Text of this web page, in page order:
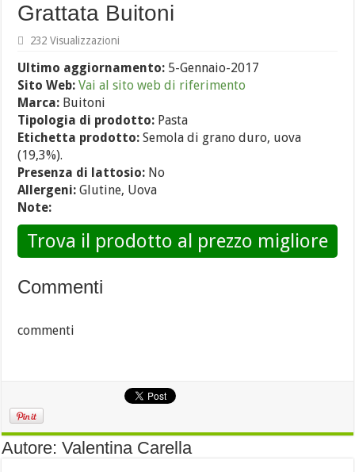
Grattata Buitoni
232 Visualizzazioni
Ultimo aggiornamento: 5-Gennaio-2017
Sito Web: Vai al sito web di riferimento
Marca: Buitoni
Tipologia di prodotto: Pasta
Etichetta prodotto: Semola di grano duro, uova
(19,3%).
Presenza di lattosio: No
Allergeni: Glutine, Uova
Note:
Trova il prodotto al prezzo migliore
Commenti
commenti
Autore: Valentina Carella